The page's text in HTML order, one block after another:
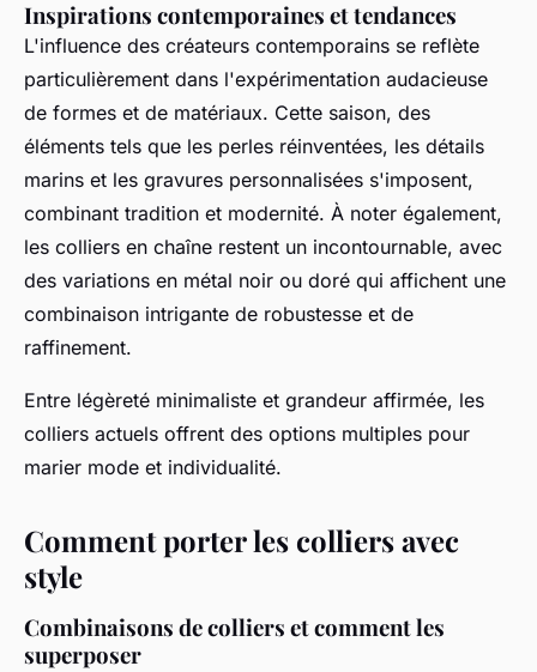
Inspirations contemporaines et tendances
L'influence des créateurs contemporains se reflète
particulièrement dans l'expérimentation audacieuse
de formes et de matériaux. Cette saison, des
éléments tels que les perles réinventées, les détails
marins et les gravures personnalisées s'imposent,
combinant tradition et modernité. À noter également,
les colliers en chaîne restent un incontournable, avec
des variations en métal noir ou doré qui affichent une
combinaison intrigante de robustesse et de
raffinement.
Entre légèreté minimaliste et grandeur affirmée, les
colliers actuels offrent des options multiples pour
marier mode et individualité.
Comment porter les colliers avec
style
Combinaisons de colliers et comment les
superposer